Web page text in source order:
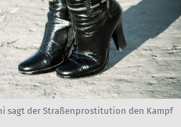
sagt der Straßenprostitution den Kampf